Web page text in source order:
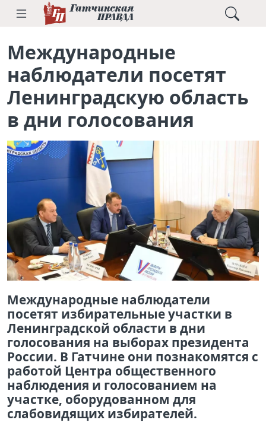
Международные
наблюдатели посетят
Ленинградскую область
в дни голосования
Международные наблюдатели
посетят избирательные участки в
Ленинградской области в дни
голосования на выборах президента
России. В Гатчине они познакомятся с
работой Центра общественного
наблюдения и голосованием на
участке, оборудованном для
слабовидящих избирателей.